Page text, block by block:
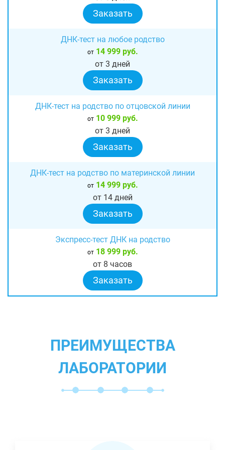
Заказать
ДНК-тест на любое родство
от14 999 руб.
от 3 дней
Заказать
ДНК-тест на родство по отцовской линии
от10 999 руб.
от 3 дней
Заказать
ДНК-тест на родство по материнской линии
от14 999 руб.
от 14 дней
Заказать
Экспресс-тест ДНК на родство
от18 999 руб.
от 8 часов
Заказать
ПРЕИМУЩЕСТВА
ЛАБОРАТОРИИ